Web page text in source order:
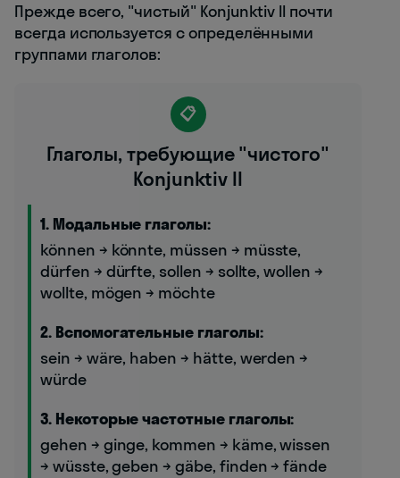
Прежде всего, "чистый" Konjunktiv II почти
всегда используется с определёнными
группами глаголов:
📋
Глаголы, требующие "чистого"
Konjunktiv II
1. Модальные глаголы:
können → könnte, müssen → müsste,
dürfen → dürfte, sollen → sollte, wollen →
wollte, mögen → möchte
2. Вспомогательные глаголы:
sein → wäre, haben → hätte, werden →
würde
3. Некоторые частотные глаголы:
gehen → ginge, kommen → käme, wissen
→ wüsste, geben → gäbe, finden → fände